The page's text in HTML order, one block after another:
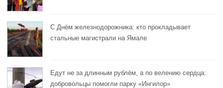
С Днём железнодорожника: кто прокладывает
стальные магистрали на Ямале
Едут не за длинным рублём, а по велению сердца:
добровольцы помогли парку «Ингилор»